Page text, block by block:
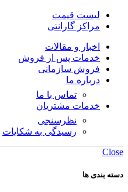
لیست قیمت
مراکز گارانتی
اخبار و مقالات
خدمات پس از فروش
فروش سازمانی
درباره ما
تماس با ما
خدمات مشتریان
نظرسنجی
رسیدگی به شکایات
Close
دسته بندی ها